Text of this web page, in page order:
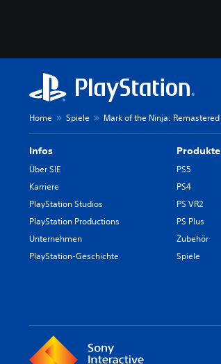
Home Spiele Mark of the Ninja: Remastered
Infos
Über SIE
Karriere
PlayStation Studios
PlayStation Productions
Unternehmen
PlayStation-Geschichte
Produkte
PS5
PS4
PS VR2
PS Plus
Zubehör
Spiele